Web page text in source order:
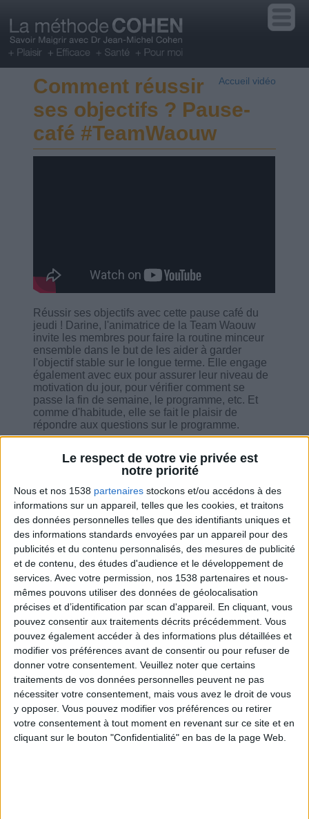
Le respect de votre vie privée est
notre priorité
Nous et nos 1538 partenaires stockons et/ou accédons à des
informations sur un appareil, telles que les cookies, et traitons
des données personnelles telles que des identifiants uniques et
des informations standards envoyées par un appareil pour des
publicités et du contenu personnalisés, des mesures de publicité
et de contenu, des études d'audience et le développement de
services. Avec votre permission, nos 1538 partenaires et nous-
mêmes pouvons utiliser des données de géolocalisation
précises et d’identification par scan d'appareil. En cliquant, vous
pouvez consentir aux traitements décrits précédemment. Vous
pouvez également accéder à des informations plus détaillées et
modifier vos préférences avant de consentir ou pour refuser de
donner votre consentement. Veuillez noter que certains
traitements de vos données personnelles peuvent ne pas
nécessiter votre consentement, mais vous avez le droit de vous
y opposer. Vous pouvez modifier vos préférences ou retirer
votre consentement à tout moment en revenant sur ce site et en
cliquant sur le bouton "Confidentialité" en bas de la page Web.
Accueil vidéo
Comment réussir
ses objectifs ? Pause-
café #TeamWaouw
Réussir ses objectifs avec cette pause café du
jeudi ! Darine, l'animatrice de la Team Waouw
invite les membres pour faire la routine minceur
ensemble dans le but de les aider à garder
l'objectif stable sur le longue terme. Elle engage
également avec eux pour assurer leur niveau de
motivation du jour, pour vérifier comment se
passe la fin de semaine, le programme, etc. Et
comme d'habitude, elle se fait le plaisir de
répondre aux questions sur le programme.
Combien de kilos souhaitez-vous perdre ?
Moins de
5 kilos
De 5 à 10
kilos
Plus de
10 kilos
Service-client & Motivation Voir tout
Les équipes du Service-client et de la
Communauté Savoir Maigrir vous aident
chaque semaine à vous rapprocher
sereinement de votre objectif minceur.
Votre bilan minceur(env. 2